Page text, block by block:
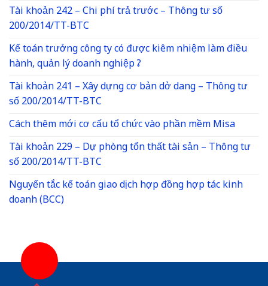
Tài khoản 242 – Chi phí trả trước – Thông tư số
200/2014/TT-BTC
Kế toán trưởng công ty có được kiêm nhiệm làm điều
hành, quản lý doanh nghiệp ?
Tài khoản 241 – Xây dựng cơ bản dở dang – Thông tư
số 200/2014/TT-BTC
Cách thêm mới cơ cấu tổ chức vào phần mềm Misa
Tài khoản 229 – Dự phòng tổn thất tài sản – Thông tư
số 200/2014/TT-BTC
Nguyến tắc kế toán giao dịch hợp đồng hợp tác kinh
doanh (BCC)